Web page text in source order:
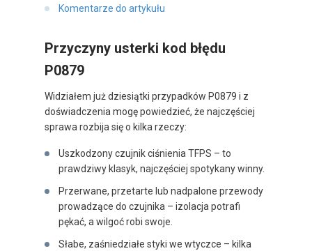
Komentarze do artykułu
Przyczyny usterki kod błędu
P0879
Widziałem już dziesiątki przypadków P0879 i z
doświadczenia mogę powiedzieć, że najczęściej
sprawa rozbija się o kilka rzeczy:
Uszkodzony czujnik ciśnienia TFPS – to
prawdziwy klasyk, najczęściej spotykany winny.
Przerwane, przetarte lub nadpalone przewody
prowadzące do czujnika – izolacja potrafi
pękać, a wilgoć robi swoje.
Słabe, zaśniedziałe styki we wtyczce – kilka